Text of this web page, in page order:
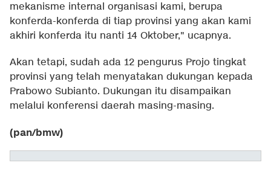
mekanisme internal organisasi kami, berupa
konferda-konferda di tiap provinsi yang akan kami
akhiri konferda itu nanti 14 Oktober," ucapnya.
Akan tetapi, sudah ada 12 pengurus Projo tingkat
provinsi yang telah menyatakan dukungan kepada
Prabowo Subianto. Dukungan itu disampaikan
melalui konferensi daerah masing-masing.
(pan/bmw)